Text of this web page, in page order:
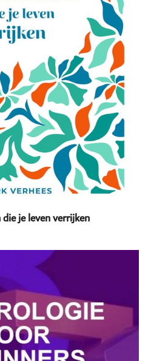
je leven verrijken